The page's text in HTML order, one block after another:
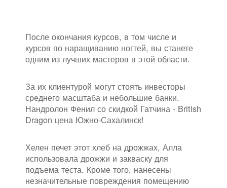
После окончания курсов, в том числе и
курсов по наращиванию ногтей, вы станете
одним из лучших мастеров в этой области.
За их клиентурой могут стоять инвесторы
среднего масштаба и небольшие банки.
Нандролон Фенил со скидкой Гатчина - British
Dragon цена Южно-Сахалинск!
Хелен печет этот хлеб на дрожжах, Алла
использовала дрожжи и закваску для
подъема теста. Кроме того, нанесены
незначительные повреждения помещению